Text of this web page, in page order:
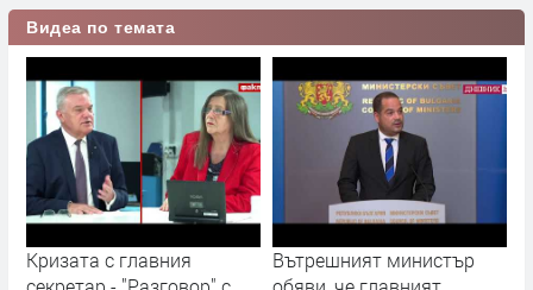
Видеа по темата
Кризата с главния
Вътрешният министър